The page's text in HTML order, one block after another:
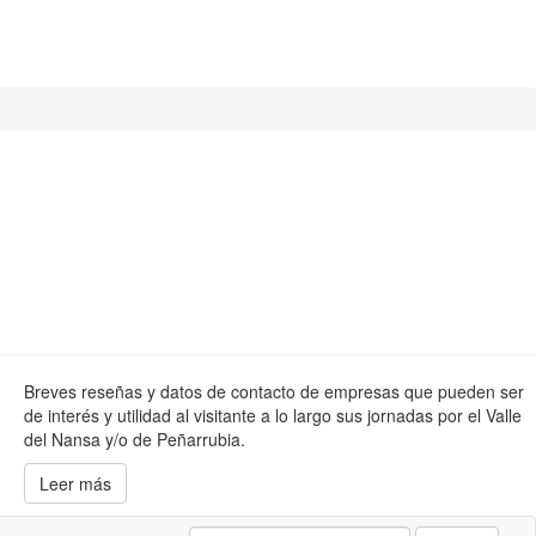
Breves reseñas y datos de contacto de empresas que pueden ser
de interés y utilidad al visitante a lo largo sus jornadas por el Valle
del Nansa y/o de Peñarrubia.
Leer más